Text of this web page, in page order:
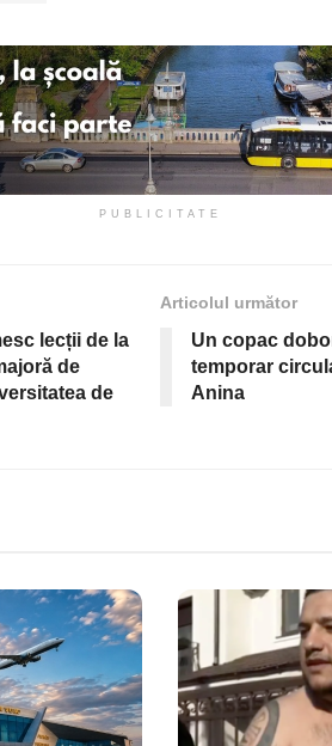
PUBLICITATE
lecții de la
de
de
Articolul următor
Un copac
temporar
Anina